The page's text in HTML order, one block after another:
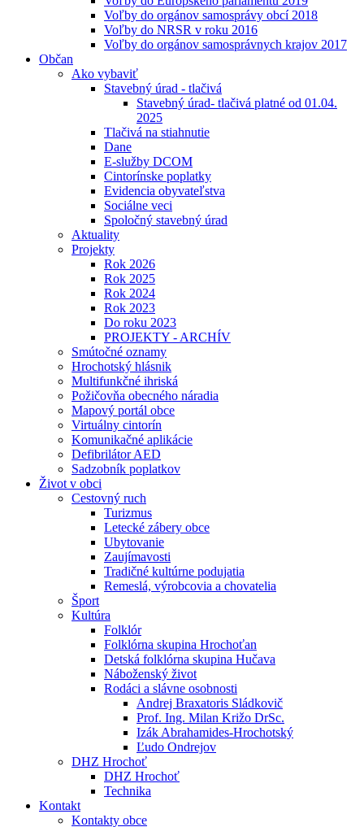
Voľby do orgánov samosprávy obcí 2018
Voľby do NRSR v roku 2016
Voľby do orgánov samosprávnych krajov 2017
Občan
Ako vybaviť
Stavebný úrad - tlačivá
Stavebný úrad- tlačivá platné od 01.04.
2025
Tlačivá na stiahnutie
Dane
E-služby DCOM
Cintorínske poplatky
Evidencia obyvateľstva
Sociálne veci
Spoločný stavebný úrad
Aktuality
Projekty
Rok 2026
Rok 2025
Rok 2024
Rok 2023
Do roku 2023
PROJEKTY - ARCHÍV
Smútočné oznamy
Hrochotský hlásnik
Multifunkčné ihriská
Požičovňa obecného náradia
Mapový portál obce
Virtuálny cintorín
Komunikačné aplikácie
Defibrilátor AED
Sadzobník poplatkov
Život v obci
Cestovný ruch
Turizmus
Letecké zábery obce
Ubytovanie
Zaujímavosti
Tradičné kultúrne podujatia
Remeslá, výrobcovia a chovatelia
Šport
Kultúra
Folklór
Folklórna skupina Hrochoťan
Detská folklórna skupina Hučava
Náboženský život
Rodáci a slávne osobnosti
Andrej Braxatoris Sládkovič
Prof. Ing. Milan Križo DrSc.
Izák Abrahamides-Hrochotský
Ľudo Ondrejov
DHZ Hrochoť
DHZ Hrochoť
Technika
Kontakt
Kontakty obce